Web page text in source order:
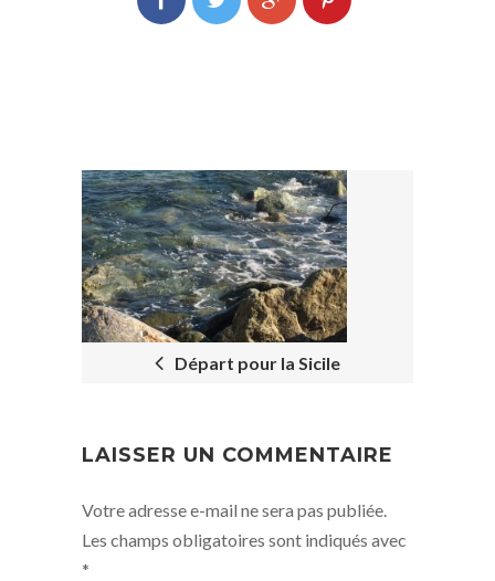
POST
NAVIGATION
Départ pour la Sicile
LAISSER UN COMMENTAIRE
Votre adresse e-mail ne sera pas publiée.
Les champs obligatoires sont indiqués avec
*